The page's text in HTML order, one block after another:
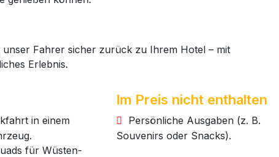
Fahrer sicher zurück zu Ihrem Hotel – mit
Erlebnis.
in einem
für Wüsten-
Im Preis nicht enthalten
Persönliche Ausgaben (z. B.
Souvenirs oder Snacks).